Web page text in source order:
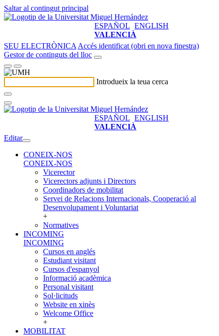
Saltar al contingut principal
ESPAÑOL ENGLISH
VALENCIÀ
SEU ELECTRÒNICA Accés identificat (obri en nova finestra)
Gestor de continguts del lloc
Introdueix la teua cerca
ESPAÑOL ENGLISH
VALENCIÀ
Editar
CONEIX-NOS
CONEIX-NOS
Vicerector
Vicerectors adjunts i Directors
Coordinadors de mobilitat
Servei de Relacions Internacionals, Cooperació al
Desenvolupament i Voluntariat
+
Normatives
INCOMING
INCOMING
Cursos en anglés
Estudiant visitant
Cursos d'espanyol
Informació acadèmica
Personal visitant
Sol·licituds
Website en xinès
Welcome Office
+
MOBILITAT